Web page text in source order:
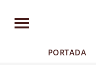
PORTADA